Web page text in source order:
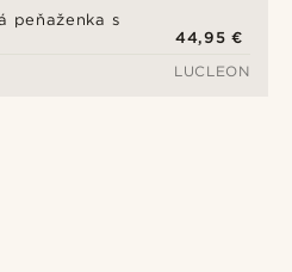
peňaženka s
44,95 €
LUCLEON